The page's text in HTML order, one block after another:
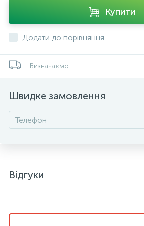
Купити
Додати до порівняння
Визначаємо...
Швидке замовлення
Відгуки